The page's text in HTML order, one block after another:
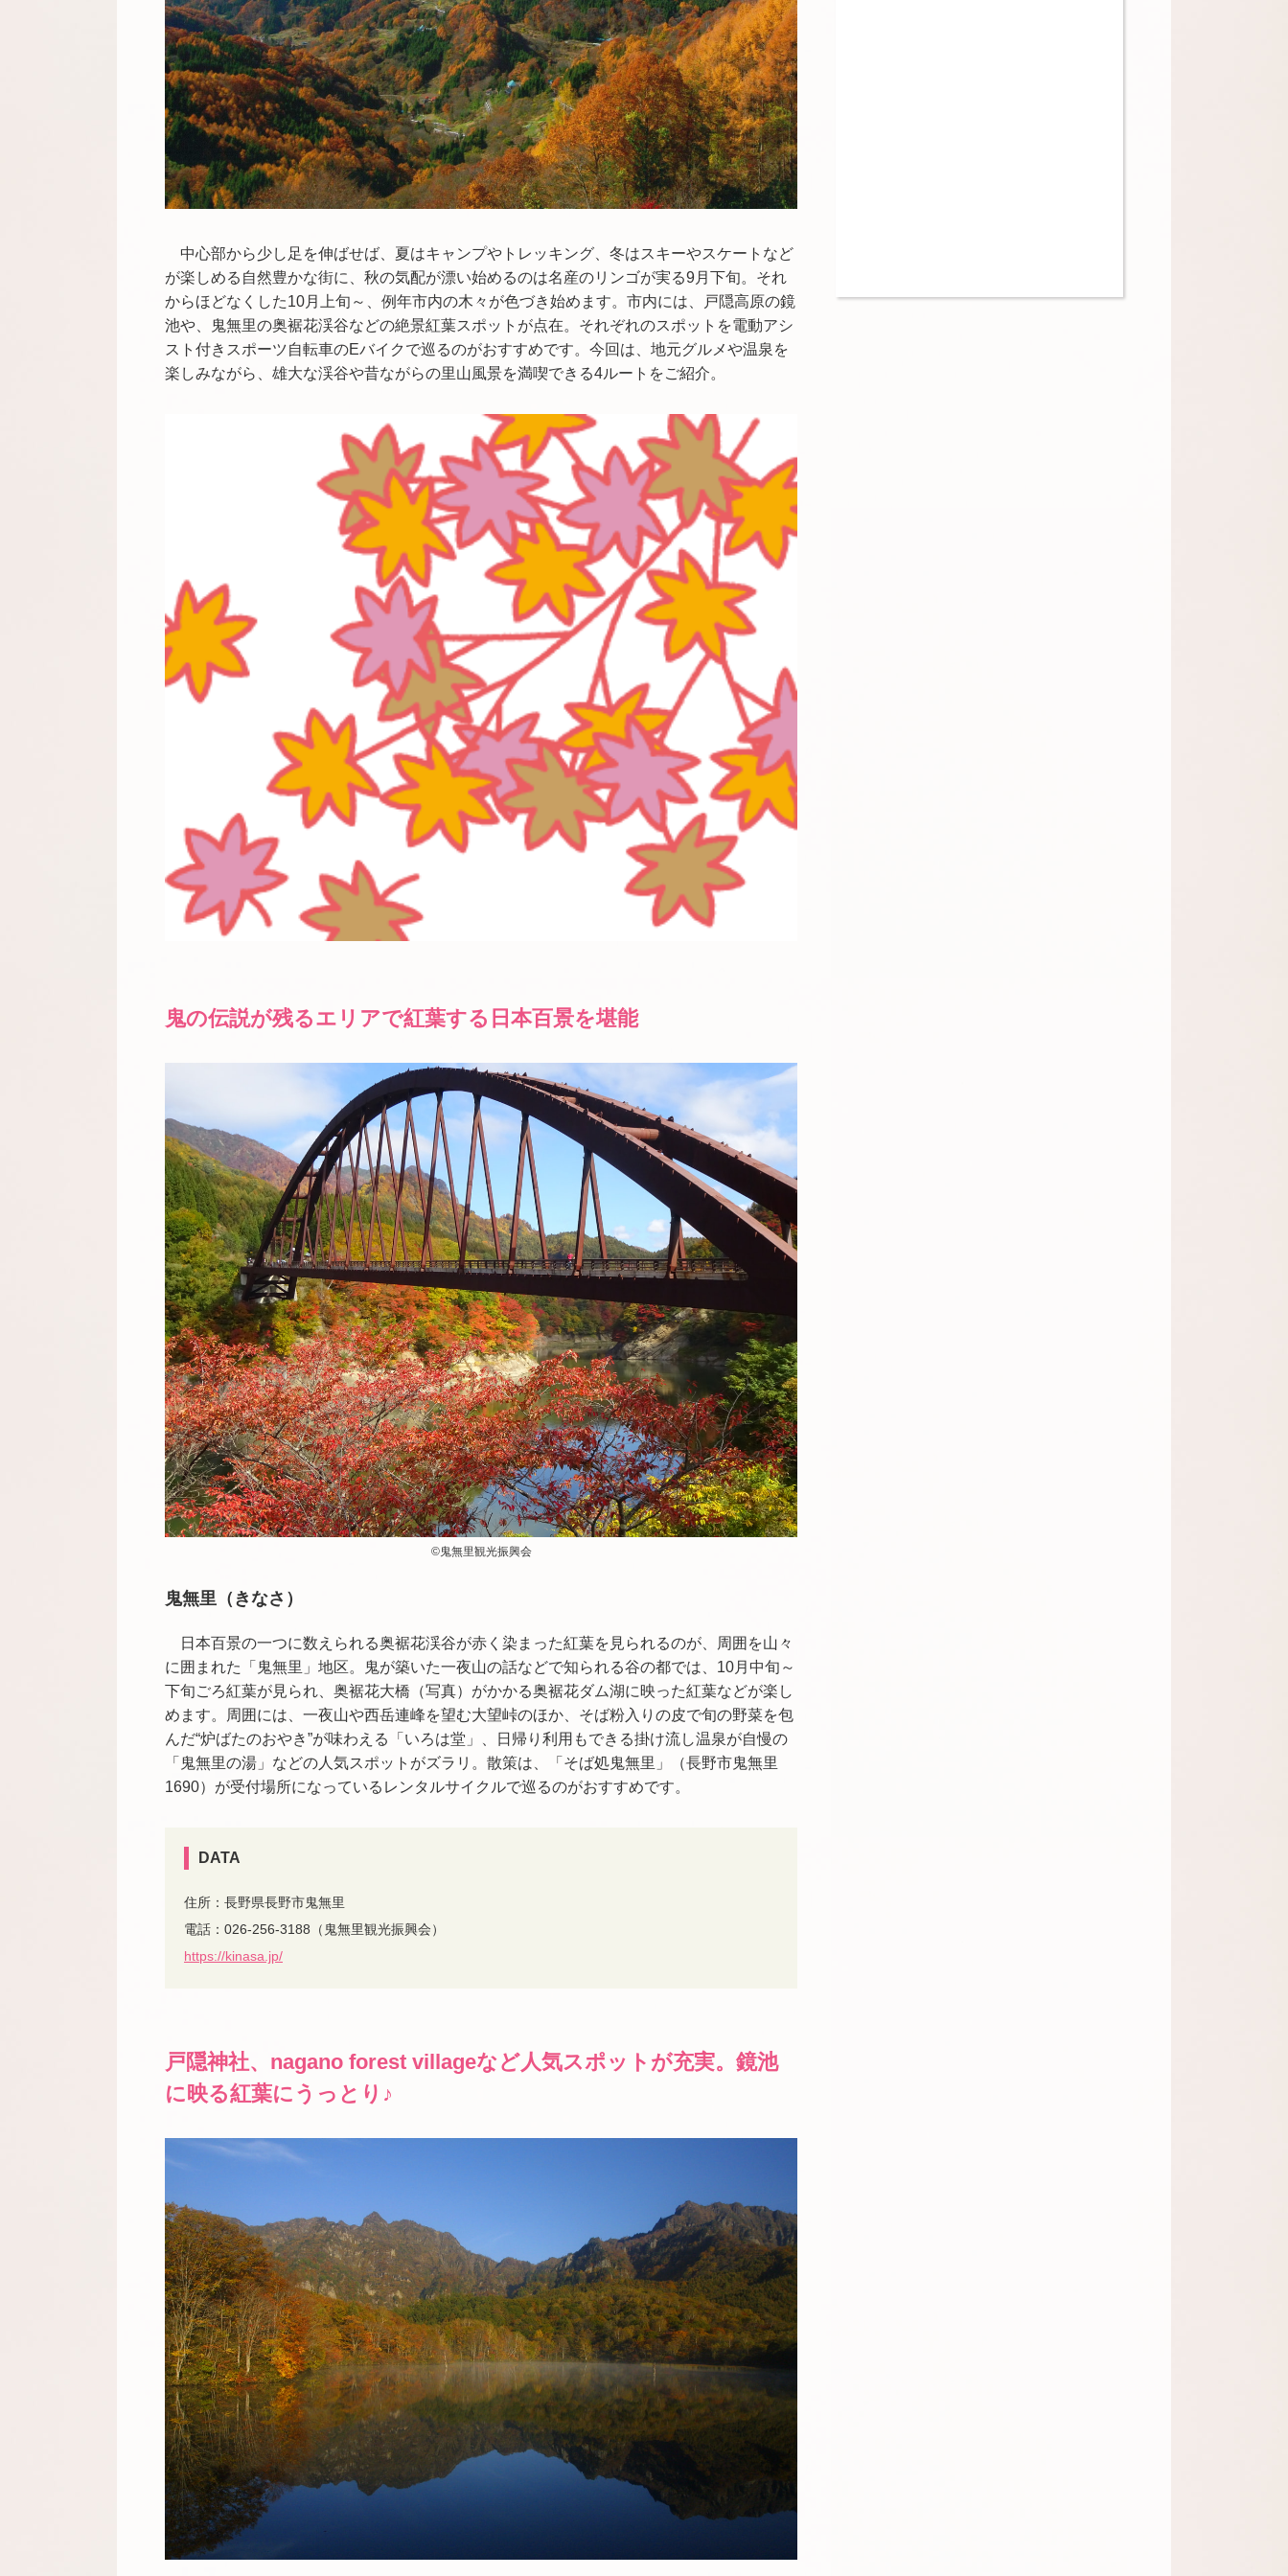
中心部から少し足を伸ばせば、夏はキャンプやトレッキング、冬はスキーやスケートなど
が楽しめる自然豊かな街に、秋の気配が漂い始めるのは名産のリンゴが実る9月下旬。それ
からほどなくした10月上旬～、例年市内の木々が色づき始めます。市内には、戸隠高原の鏡
池や、鬼無里の奥裾花渓谷などの絶景紅葉スポットが点在。それぞれのスポットを電動アシ
スト付きスポーツ自転車のEバイクで巡るのがおすすめです。今回は、地元グルメや温泉を
楽しみながら、雄大な渓谷や昔ながらの里山風景を満喫できる4ルートをご紹介。
鬼の伝説が残るエリアで紅葉する日本百景を堪能
©鬼無里観光振興会
鬼無里（きなさ）
日本百景の一つに数えられる奥裾花渓谷が赤く染まった紅葉を見られるのが、周囲を山々
に囲まれた「鬼無里」地区。鬼が築いた一夜山の話などで知られる谷の都では、 10月中旬～
下旬ごろ紅葉が見られ、奥裾花大橋（写真）がかかる奥裾花ダム湖に映った紅葉などが楽し
めます。周囲には、一夜山や西岳連峰を望む大望峠のほか、そば粉入りの皮で旬の野菜を包
んだ“炉ばたのおやき”が味わえる「いろは堂」、日帰り利用もできる掛け流し温泉が自慢の
「鬼無里の湯」などの人気スポットがズラリ。散策は、「そば処鬼無里」（長野市鬼無里
1690）が受付場所になっているレンタルサイクルで巡るのがおすすめです。
DATA
住所：長野県長野市鬼無里
電話： 026-256-3188 （鬼無里観光振興会）
https://kinasa.jp/
戸隠神社、nagano forest villageなど人気スポットが充実。鏡池
に映る紅葉にうっとり♪